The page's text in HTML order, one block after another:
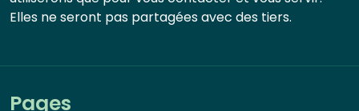
Pages
Elles ne seront pas partagées avec des tiers.